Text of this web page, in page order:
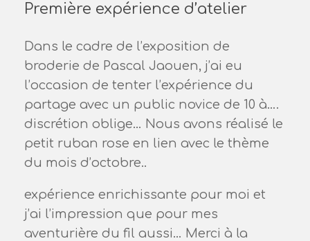
Première expérience d’atelier
Dans le cadre de l’exposition de
broderie de Pascal Jaouen, j’ai eu
l’occasion de tenter l’expérience du
partage avec un public novice de 10 à….
discrétion oblige… Nous avons réalisé le
petit ruban rose en lien avec le thème
du mois d’octobre..
expérience enrichissante pour moi et
j’ai l’impression que pour mes
aventurière du fil aussi… Merci à la